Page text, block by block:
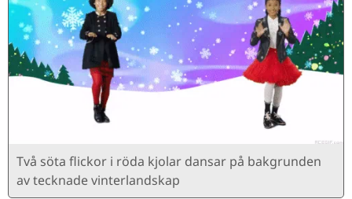
Två söta flickor i röda kjolar dansar på bakgrunden
av tecknade vinterlandskap